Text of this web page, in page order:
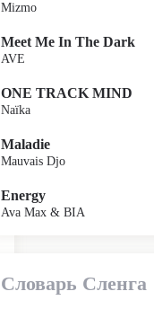
Mizmo
Meet Me In The Dark
AVE
ONE TRACK MIND
Naïka
Maladie
Mauvais Djo
Energy
Ava Max & BIA
Словарь Сленга